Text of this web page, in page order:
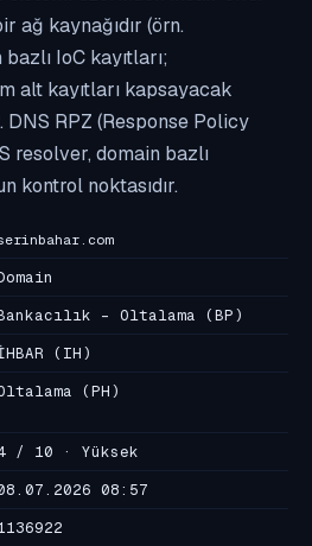
ağ kaynağıdır (örn.
IoC kayıtları;
alt kayıtları kapsayacak
RPZ (Response Policy
resolver, domain bazlı
kontrol noktasıdır.
- Oltalama (BP)
(IH)
(PH)
/ 10 · Yüksek
08:57